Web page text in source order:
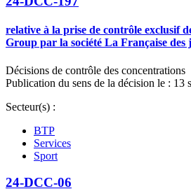
relative à la prise de contrôle exclusif
Group par la société La Française des
Décisions de contrôle des concentrations
Publication du sens de la décision le : 13
Secteur(s) :
BTP
Services
Sport
24-DCC-06